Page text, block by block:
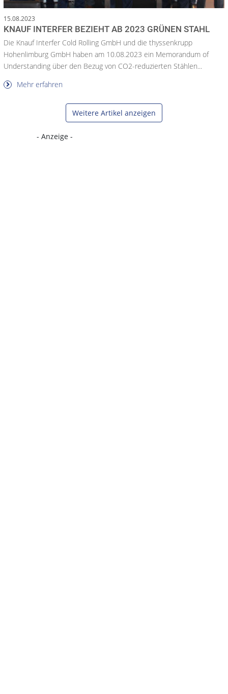
15.08.2023
KNAUF INTERFER BEZIEHT AB 2023 GRÜNEN STAHL
Die Knauf Interfer Cold Rolling GmbH und die thyssenkrupp
Hohenlimburg GmbH haben am 10.08.2023 ein Memorandum of
Understanding über den Bezug von CO2-reduzierten Stählen...
Mehr erfahren
Weitere Artikel anzeigen
- Anzeige -